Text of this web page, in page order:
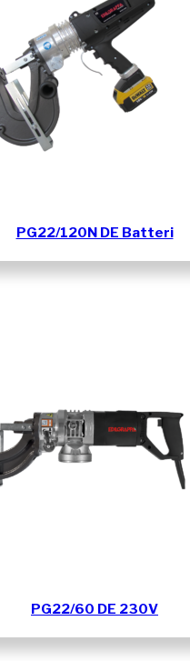
PG22/120N DE Batteri
PG22/60 DE 230V